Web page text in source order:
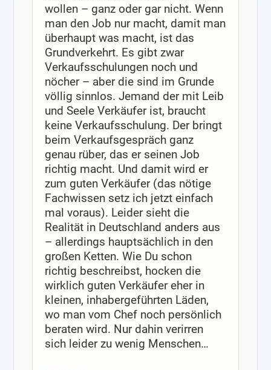
wollen – ganz oder gar nicht. Wenn
man den Job nur macht, damit man
überhaupt was macht, ist das
Grundverkehrt. Es gibt zwar
Verkaufsschulungen noch und
nöcher – aber die sind im Grunde
völlig sinnlos. Jemand der mit Leib
und Seele Verkäufer ist, braucht
keine Verkaufsschulung. Der bringt
beim Verkaufsgespräch ganz
genau rüber, das er seinen Job
richtig macht. Und damit wird er
zum guten Verkäufer (das nötige
Fachwissen setz ich jetzt einfach
mal voraus). Leider sieht die
Realität in Deutschland anders aus
– allerdings hauptsächlich in den
großen Ketten. Wie Du schon
richtig beschreibst, hocken die
wirklich guten Verkäufer eher in
kleinen, inhabergeführten Läden,
wo man vom Chef noch persönlich
beraten wird. Nur dahin verirren
sich leider zu wenig Menschen…